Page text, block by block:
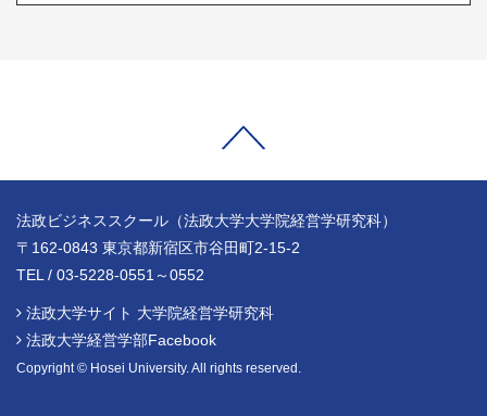
法政ビジネススクール（法政大学大学院経営学研究科）
〒162-0843 東京都新宿区市谷田町2-15-2
TEL / 03-5228-0551～0552
法政大学サイト 大学院経営学研究科
法政大学経営学部Facebook
Copyright © Hosei University. All rights reserved.